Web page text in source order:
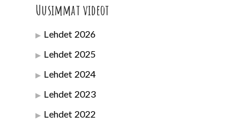
Uusimmat videot
Lehdet 2026
Lehdet 2025
Lehdet 2024
Lehdet 2023
Lehdet 2022